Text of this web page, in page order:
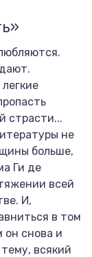
страсти...
не
больше,
Ги де
всей
И,
в том
он снова и
всякий